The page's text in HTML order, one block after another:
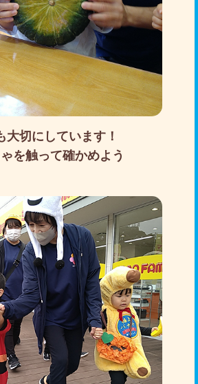
大切にしています！
を触って確かめよう